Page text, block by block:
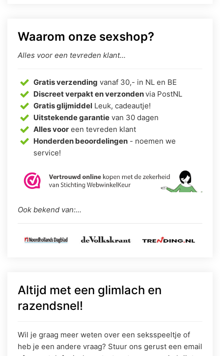
Waarom onze sexshop?
Alles voor een tevreden klant...
Gratis verzending vanaf 30,- in NL en BE
Discreet verpakt en verzondenvia PostNL
Gratis glijmiddel Leuk, cadeautje!
Uitstekende garantie van 30 dagen
Alles voor een tevreden klant
Honderden beoordelingen - noemen we
service!
Ook bekend van:...
Altijd met een glimlach en
razendsnel!
Wil je graag meer weten over een seksspeeltje of
heb je een andere vraag? Stuur ons gerust een email